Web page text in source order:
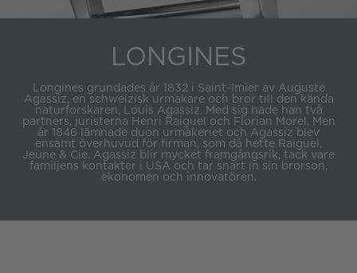
LONGINES
Longines grundades år 1832 i Saint-Imier av Auguste
Agassiz, en schweizisk urmakare och bror till den kända
naturforskaren, Louis Agassiz. Med sig hade han två
partners, juristerna Henri Raiguel och Florian Morel. Men
år 1846 lämnade duon urmakeriet och Agassiz blev
ensamt överhuvud för firman, som då hette Raiguel,
Jeune & Cie. Agassiz blir mycket framgångsrik, tack vare
familjens kontakter i USA och tar snart in sin brorson,
ekonomen och innovatören.